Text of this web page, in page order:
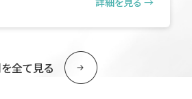
全て見る